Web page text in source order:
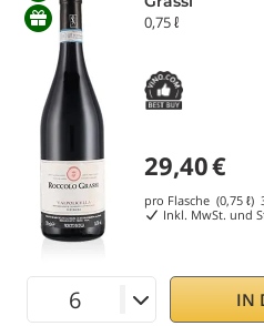
0,75 ℓ
29,40€
pro Flasche (0,75 ℓ)
Inkl. MwSt. und
IN